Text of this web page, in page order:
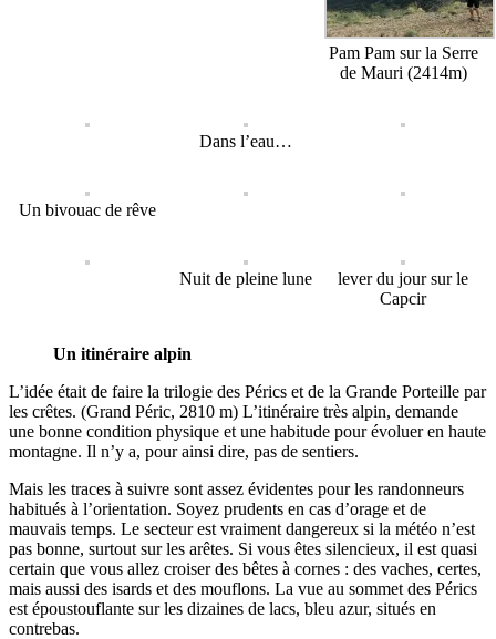
Pam Pam sur la Serre
de Mauri (2414m)
Dans l’eau…
Un bivouac de rêve
Nuit de pleine lune
lever du jour sur le
Capcir
Un itinéraire alpin
L’idée était de faire la trilogie des Pérics et de la Grande Porteille par
les crêtes. (Grand Péric, 2810 m) L’itinéraire très alpin, demande
une bonne condition physique et une habitude pour évoluer en haute
montagne. Il n’y a, pour ainsi dire, pas de sentiers.
Mais les traces à suivre sont assez évidentes pour les randonneurs
habitués à l’orientation. Soyez prudents en cas d’orage et de
mauvais temps. Le secteur est vraiment dangereux si la météo n’est
pas bonne, surtout sur les arêtes. Si vous êtes silencieux, il est quasi
certain que vous allez croiser des bêtes à cornes : des vaches, certes,
mais aussi des isards et des mouflons. La vue au sommet des Pérics
est époustouflante sur les dizaines de lacs, bleu azur, situés en
contrebas.